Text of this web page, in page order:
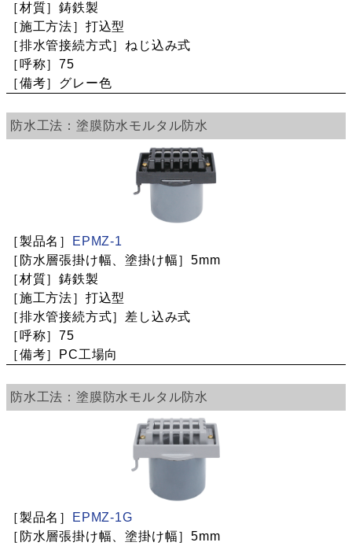
鋳鉄製
打込型
ねじ込み式
75
グレー色
塗膜防水 モルタル防水
EPMZ-1
5mm
鋳鉄製
打込型
差し込み式
75
PC工場向
塗膜防水モルタル防水
EPMZ-1G
5mm